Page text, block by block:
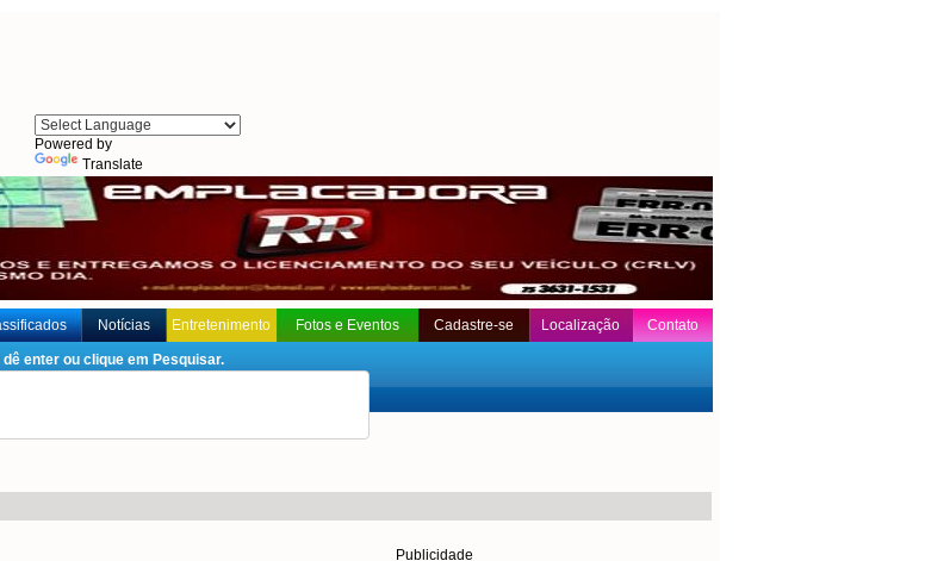
Powered by
Translate
Notícias Entretenimento Fotos e Eventos Cadastre-se Localização Contato
enter ou clique em Pesquisar.
Publicidade